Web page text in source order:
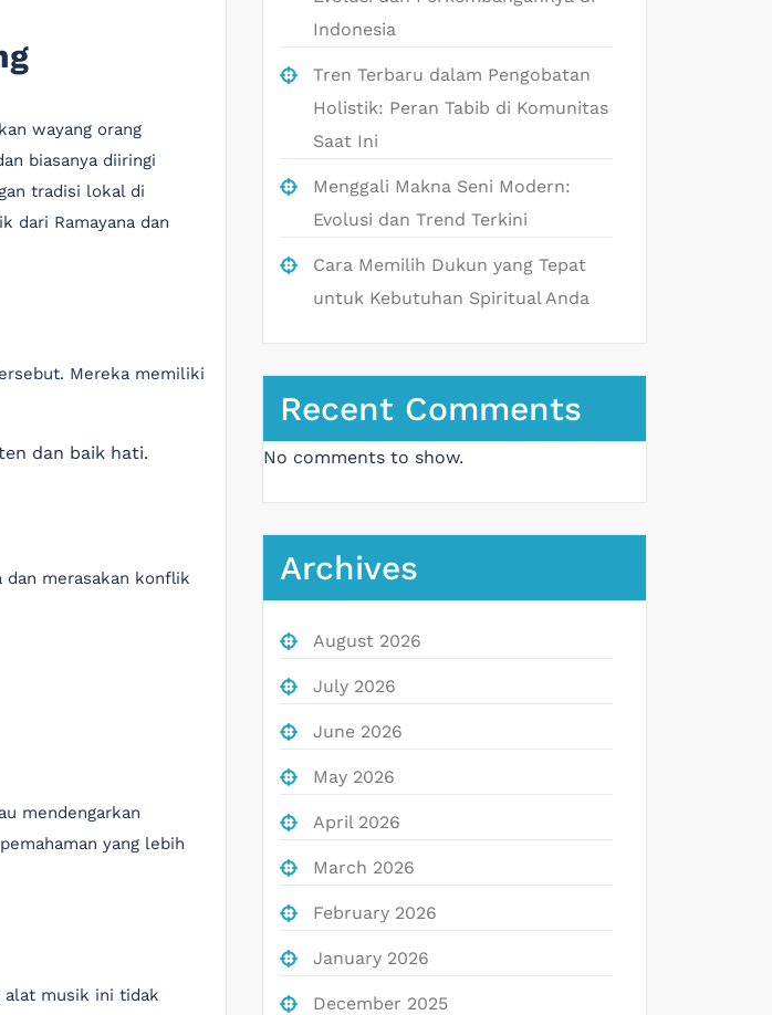
wayang orang
biasanya diiringi
tradisi lokal di
dari Ramayana dan
Mereka memiliki
dan baik hati.
merasakan konflik
mendengarkan
yang lebih
alat musik ini tidak
Indonesia
Tren Terbaru dalam Pengobatan
Holistik: Peran Tabib di Komunitas
Saat Ini
Menggali Makna Seni Modern:
Evolusi dan Trend Terkini
Cara Memilih Dukun yang Tepat
untuk Kebutuhan Spiritual Anda
Recent Comments
No comments to show.
Archives
August 2026
July 2026
June 2026
May 2026
April 2026
March 2026
February 2026
January 2026
December 2025